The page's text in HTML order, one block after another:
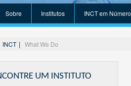
Sobre Institutos INCT em
INCT What We Do
UM INSTITUTO